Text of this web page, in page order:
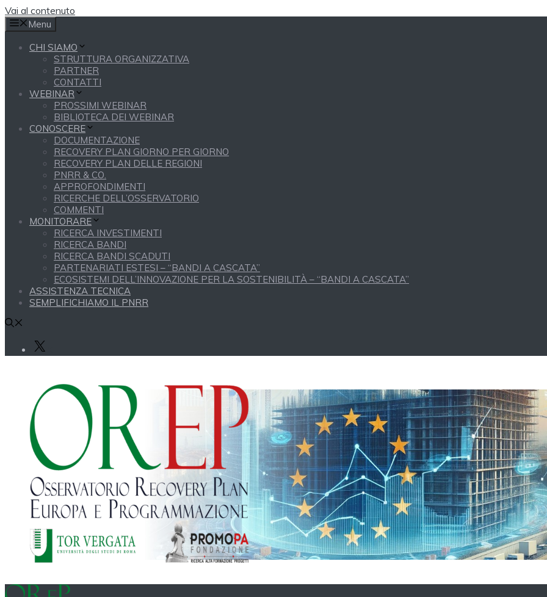
Vai al contenuto
Menu
CHI SIAMO
STRUTTURA ORGANIZZATIVA
PARTNER
CONTATTI
WEBINAR
PROSSIMI WEBINAR
BIBLIOTECA DEI WEBINAR
CONOSCERE
DOCUMENTAZIONE
RECOVERY PLAN GIORNO PER GIORNO
RECOVERY PLAN DELLE REGIONI
PNRR & CO.
APPROFONDIMENTI
RICERCHE DELL’OSSERVATORIO
COMMENTI
MONITORARE
RICERCA INVESTIMENTI
RICERCA BANDI
RICERCA BANDI SCADUTI
PARTENARIATI ESTESI – “BANDI A CASCATA”
ECOSISTEMI DELL’INNOVAZIONE PER LA SOSTENIBILITÀ – “BANDI A CASCATA”
ASSISTENZA TECNICA
SEMPLIFICHIAMO IL PNRR